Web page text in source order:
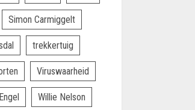
Simon Carmiggelt
trekkertuig
Viruswaarheid
Willie Nelson